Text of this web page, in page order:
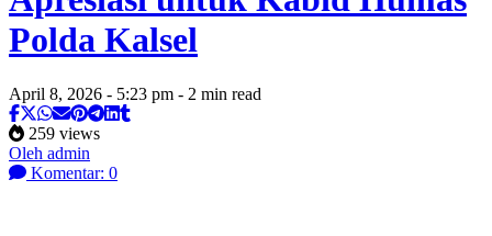
Polda Kalsel
April 8, 2026 - 5:23 pm - 2 min read
259 views
Oleh admin
Komentar: 0